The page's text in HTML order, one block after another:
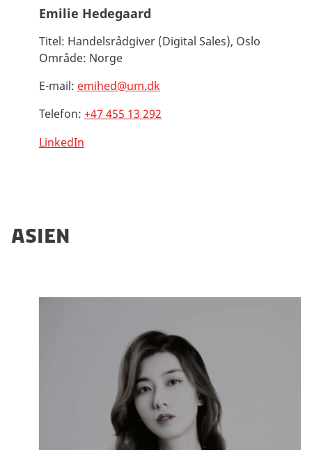
Emilie Hedegaard
Titel: Handelsrådgiver (Digital Sales), Oslo
Område: Norge
E-mail: emihed@um.dk
Telefon: +47 455 13 292
LinkedIn
ASIEN